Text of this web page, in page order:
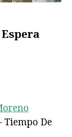
Tiempo De